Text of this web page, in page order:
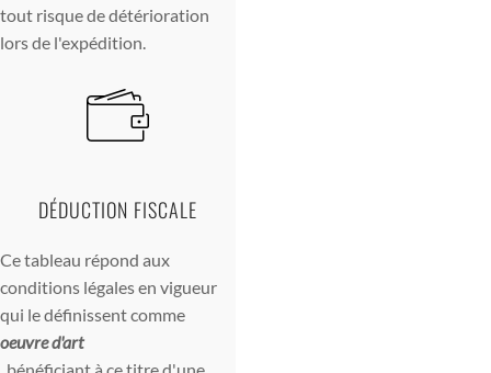
tout risque de détérioration
lors de l'expédition.
DÉDUCTION FISCALE
Ce tableau répond aux
conditions légales en vigueur
qui le définissent comme
oeuvre d'art